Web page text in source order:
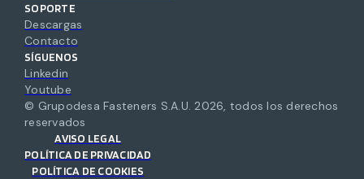
SOPORTE
Descargas
Contacto
SÍGUENOS
Linkedin
Youtube
© Grupodesa Fasteners S.A.U. 2026, todos los derechos
reservados
AVISO LEGAL
POLÍTICA DE PRIVACIDAD
POLÍTICA DE COOKIES